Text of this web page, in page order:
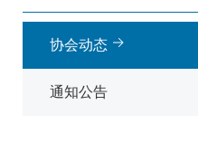
协会动态
通知公告